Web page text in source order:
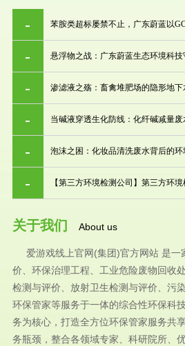
苯胺类超标屡禁不止，广东蔚蓝以
悬浮物之战：广东蔚蓝生态环境科技
渗滤液之殇：畜禽堆肥场的隐形地下
当碱液穿透生化防线：化纤碱减量废
泡沫之困：化妆品清洗废水背后的环
【第三方环境检测公司】第三方环
关于我们 About us
爱游戏线上官网(集团)官方网站 是一
价、环保治理工程、工业危险废物回收
检测与评价、放射卫生检测与评价、污
环保管家等服务于一体的综合性环保科
务为核心，打造全方位环保管家服务共
务瓶颈，整合各领域专家、科研院所、